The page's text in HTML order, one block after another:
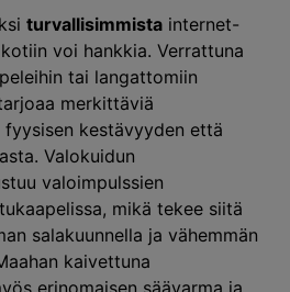
turvallisimmista internet-
voi hankkia. Verrattuna
tai langattomiin
merkittäviä
kestävyyden että
Valokuidun
valoimpulssien
mikä tekee siitä
salakuunnella ja vähemmän
kaivettuna